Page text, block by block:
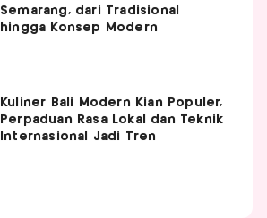
Semarang, dari Tradisional
hingga Konsep Modern
Kuliner Bali Modern Kian Populer,
Perpaduan Rasa Lokal dan Teknik
Internasional Jadi Tren